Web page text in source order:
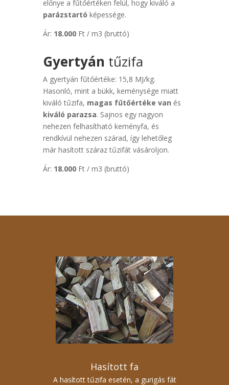
előnye a fűtőértéken felül, hogy kiváló a
parázstartó képessége.
Ár: 18.000 Ft / m3 (bruttó)
Gyertyán tűzifa
A gyertyán fűtőértéke: 15,8 MJ/kg.
Hasonló, mint a bükk, keménysége miatt
kiváló tűzifa, magas fűtőértéke van és
kiváló parazsa. Sajnos egy nagyon
nehezen felhasítható keményfa, és
rendkívül nehezen szárad, így lehetőleg
már hasított száraz tűzifát vásároljon.
Ár: 18.000 Ft / m3 (bruttó)
Hasított fa
A hasított tűzifa esetén, a gurigás fát